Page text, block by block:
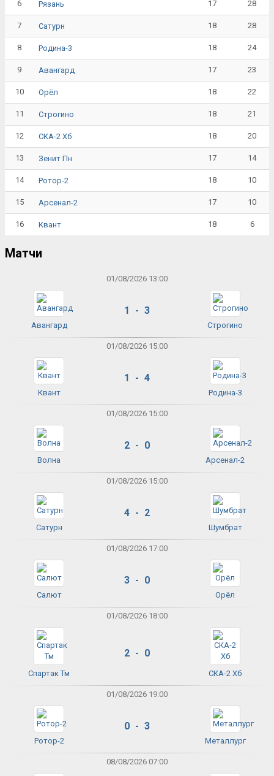
6 Рязань 17 28
7 Сатурн 18 28
8 Родина-3 18 24
9 Авангард 17 23
10 Орёл 18 22
11 Строгино 18 21
12 СКА-2 Хб 18 20
13 Зенит Пн 17 14
14 Ротор-2 18 10
15 Арсенал-2 17 10
16 Квант 18 6
Матчи
01/08/2026 13:00
Авангард
1 - 3
Строгино
01/08/2026 15:00
Квант
1 - 4
Родина-3
01/08/2026 15:00
Волна
2 - 0
Арсенал-2
01/08/2026 15:00
Сатурн
4 - 2
Шумбрат
01/08/2026 17:00
Салют
3 - 0
Орёл
01/08/2026 18:00
Спартак Тм
2 - 0
СКА-2 Хб
01/08/2026 19:00
Ротор-2
0 - 3
Металлург
08/08/2026 07:00